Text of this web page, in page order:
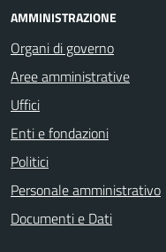
AMMINISTRAZIONE
Organi di governo
Aree amministrative
Uffici
Enti e fondazioni
Politici
Personale amministrativo
Documenti e Dati